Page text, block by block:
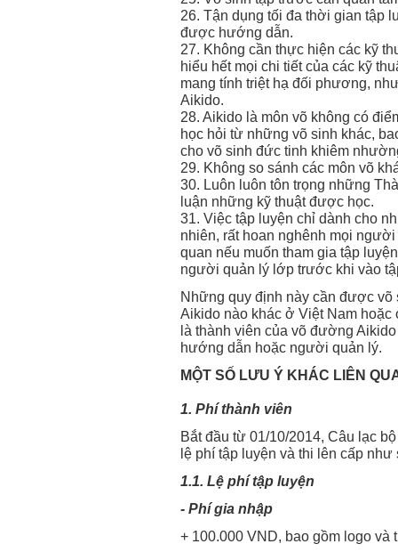
26. Tận dụng tối đa thời gian tập
được hướng dẫn.
27. Không cần thực hiện các kỹ
hiểu hết mọi chi tiết của các kỹ
mang tính triệt hạ đối phương,
Aikido.
28. Aikido là môn võ không có
học hỏi từ những võ sinh khác,
cho võ sinh đức tinh khiêm
29. Không so sánh các môn võ
30. Luôn luôn tôn trọng những
luận những kỹ thuật được học.
31. Việc tập luyện chỉ dành cho
nhiên, rất hoan nghênh mọi
quan nếu muốn tham gia tập
người quản lý lớp trước khi vào
Những quy định này cần được
Aikido nào khác ở Việt Nam
là thành viên của võ đường
hướng dẫn hoặc người quản lý.
MỘT SỐ LƯU Ý KHÁC LIÊN
1. Phí thành viên
Bắt đầu từ 01/10/2014, Câu lạc
lệ phí tập luyện và thi lên cấp như
1.1. Lệ phí tập luyện
- Phí gia nhập
+ 100.000 VND, bao gồm logo và